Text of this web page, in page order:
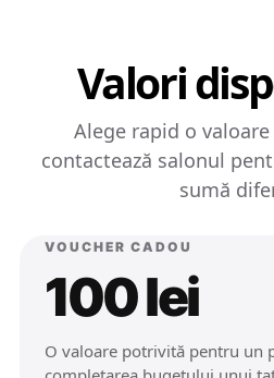
Valori
Alege rapid o
contactează salonul
sumă
VOUCHER CADOU
100 lei
O valoare potrivită pentru un